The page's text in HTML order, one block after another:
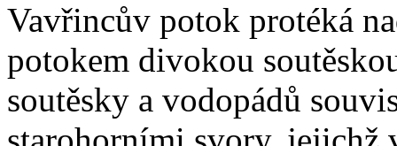
Vavřincův potok protéká
potokem divokou
soutěsky a vodopádů